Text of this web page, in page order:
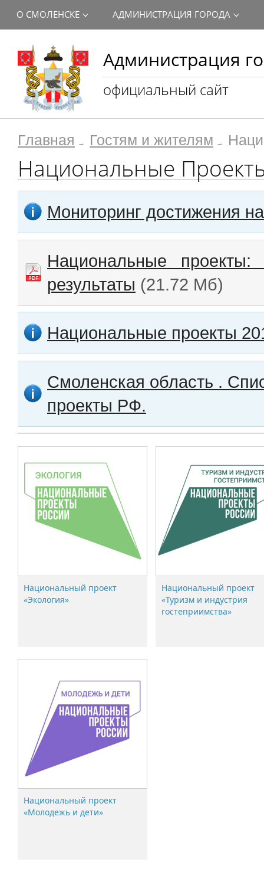
Администрация
официальный сайт
О СМОЛЕНСКЕ АДМИНИСТРАЦИЯ ГОРОДА
Главная Гостям и жителям
Национальные
Мониторинг достижения
Национальные
результаты (21.72 Мб)
Национальные проекты
Смоленская область .
проекты РФ.
Национальный проект
«Экология»
Национальный проект
«Туризм и индустрия
гостеприимства»
Национальный проект
«Молодежь и дети»